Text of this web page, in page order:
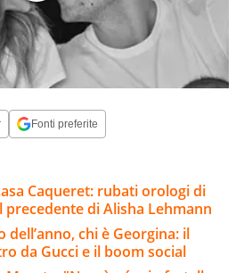
Fonti preferite
Caqueret: rubati orologi di
di Alisha Lehmann
chi è Georgina: il
da Gucci e il boom social